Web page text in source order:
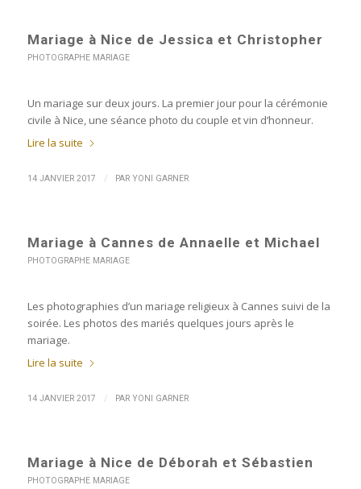
Mariage à Nice de Jessica et Christopher
PHOTOGRAPHE MARIAGE
Un mariage sur deux jours. La premier jour pour la cérémonie
civile à Nice, une séance photo du couple et vin d’honneur.
Lire la suite
14 JANVIER 2017 / PAR YONI GARNER
Mariage à Cannes de Annaelle et Michael
PHOTOGRAPHE MARIAGE
Les photographies d’un mariage religieux à Cannes suivi de la
soirée. Les photos des mariés quelques jours après le
mariage.
Lire la suite
14 JANVIER 2017 / PAR YONI GARNER
Mariage à Nice de Déborah et Sébastien
PHOTOGRAPHE MARIAGE